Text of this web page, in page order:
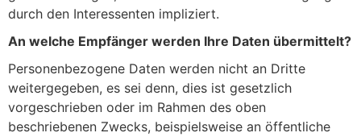
durch den Interessenten impliziert.
An welche Empfänger werden Ihre Daten übermittelt?
Personenbezogene Daten werden nicht an Dritte
weitergegeben, es sei denn, dies ist gesetzlich
vorgeschrieben oder im Rahmen des oben
beschriebenen Zwecks, beispielsweise an öffentliche